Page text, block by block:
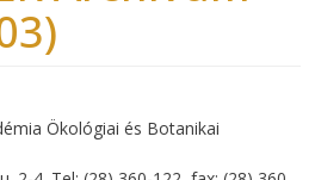
Ökológiai és Botanikai